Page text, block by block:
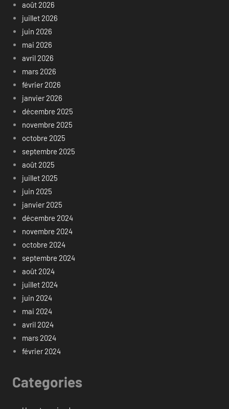
août 2026
juillet 2026
juin 2026
mai 2026
avril 2026
mars 2026
février 2026
janvier 2026
décembre 2025
novembre 2025
octobre 2025
septembre 2025
août 2025
juillet 2025
juin 2025
janvier 2025
décembre 2024
novembre 2024
octobre 2024
septembre 2024
août 2024
juillet 2024
juin 2024
mai 2024
avril 2024
mars 2024
février 2024
Categories